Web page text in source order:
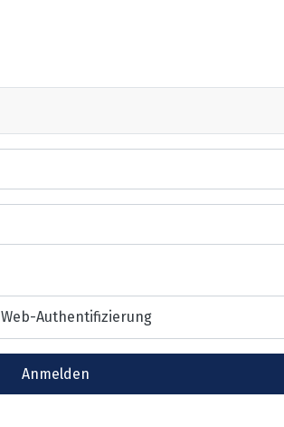
Web-Authentifizierung
Anmelden